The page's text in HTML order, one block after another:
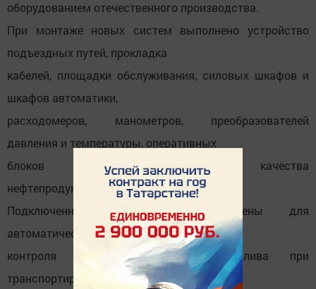
оборудованием отечественного производства.
При монтаже новых систем выполнено устройство
подъездных путей, прокладка
кабелей, площадки обслуживания, силовых шкафов и
шкафов автоматики,
расходомеров, манометров, преобразователей
давления и температуры, оперативных
блоков измерения показателей качества
нефтепродуктов.
Подключенные ОСИКН предназначены для
автоматического оперативного
контроля баланса дизельного топлива при
транспортировке по магистральным